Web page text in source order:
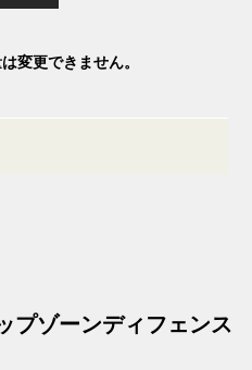
変更できません。
プゾーンディフェンス